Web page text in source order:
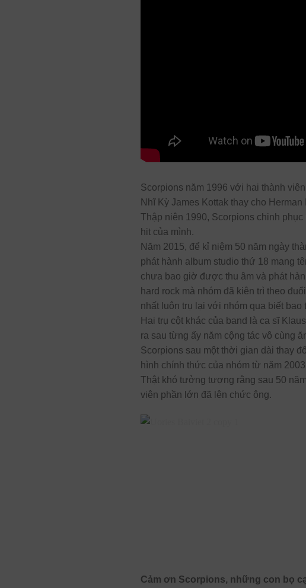
Scorpions năm 1996 với hai thành
Nhĩ Kỳ James Kottak thay cho Herman
Thập niên 1990, Scorpions chinh
hit của mình.
Năm 2015, để kỉ niệm 50 năm ngày
phát hành album studio thứ 18 mang
chưa bao giờ được thu âm và phát
hard rock mà nhóm đã kiên trì theo
nhất luôn trụ lại với nhóm qua biết
Hai trụ cột khác của band là ca sĩ
ra sau từng ấy năm cộng tác vô cùng
Scorpions sau một thời gian dài thay
hình chính thức của nhóm từ năm
Thật khó tưởng tượng rằng sau 50
viên phần lớn đã lên chức ông.
Cảm ơn Scorpions, những con bọ